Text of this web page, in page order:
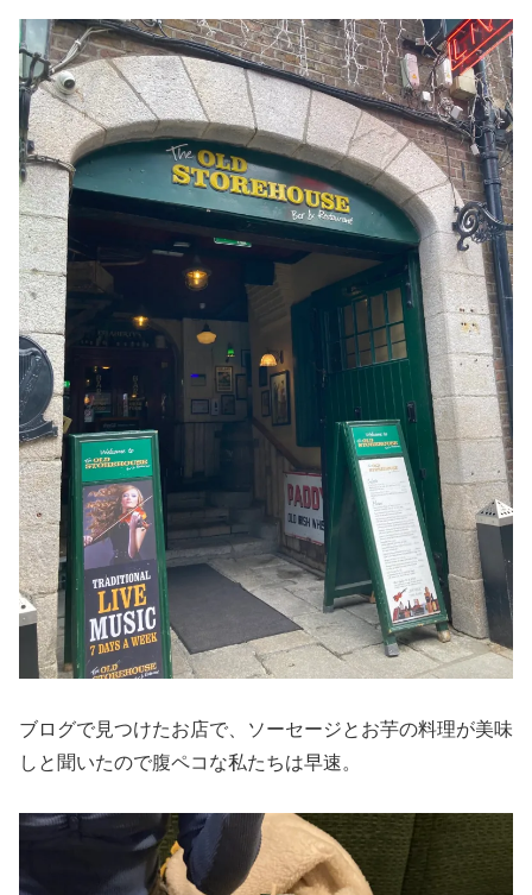
ブログで見つけたお店で、ソーセージとお芋の料理が美味
しと聞いたので腹ペコな私たちは早速。